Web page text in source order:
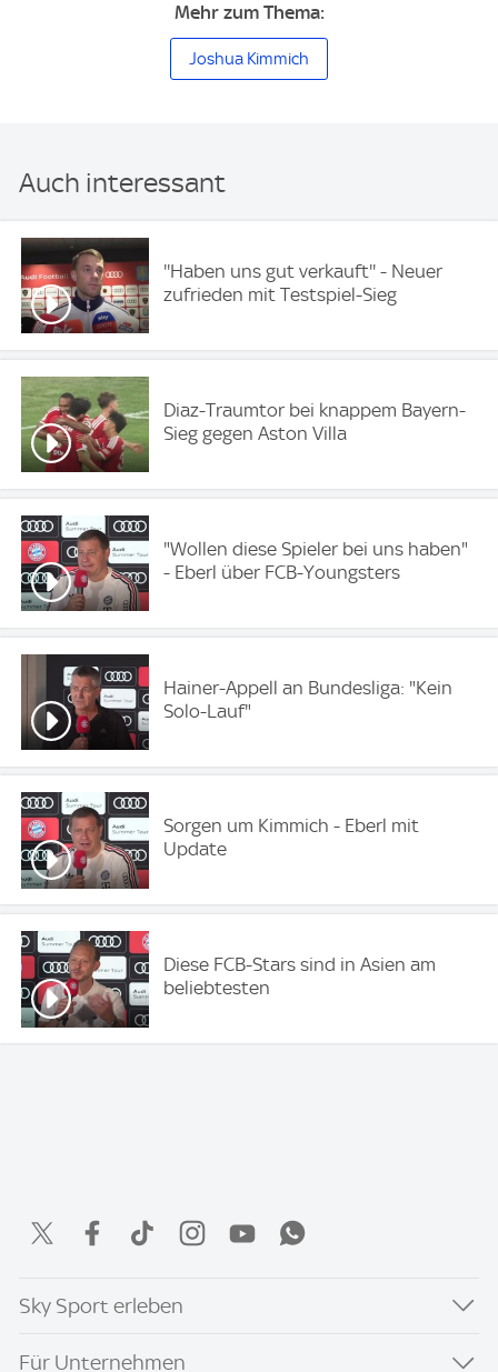
Mehr zum Thema:
Joshua Kimmich
Auch interessant
''Haben uns gut verkauft'' - Neuer
zufrieden mit Testspiel-Sieg
Diaz-Traumtor bei knappem Bayern-
Sieg gegen Aston Villa
"Wollen diese Spieler bei uns haben"
- Eberl über FCB-Youngsters
Hainer-Appell an Bundesliga: "Kein
Solo-Lauf"
Sorgen um Kimmich - Eberl mit
Update
Diese FCB-Stars sind in Asien am
beliebtesten
Sky Sport erleben
Für Unternehmen